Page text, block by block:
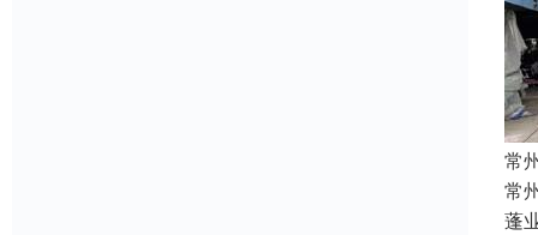
常
常
蓬